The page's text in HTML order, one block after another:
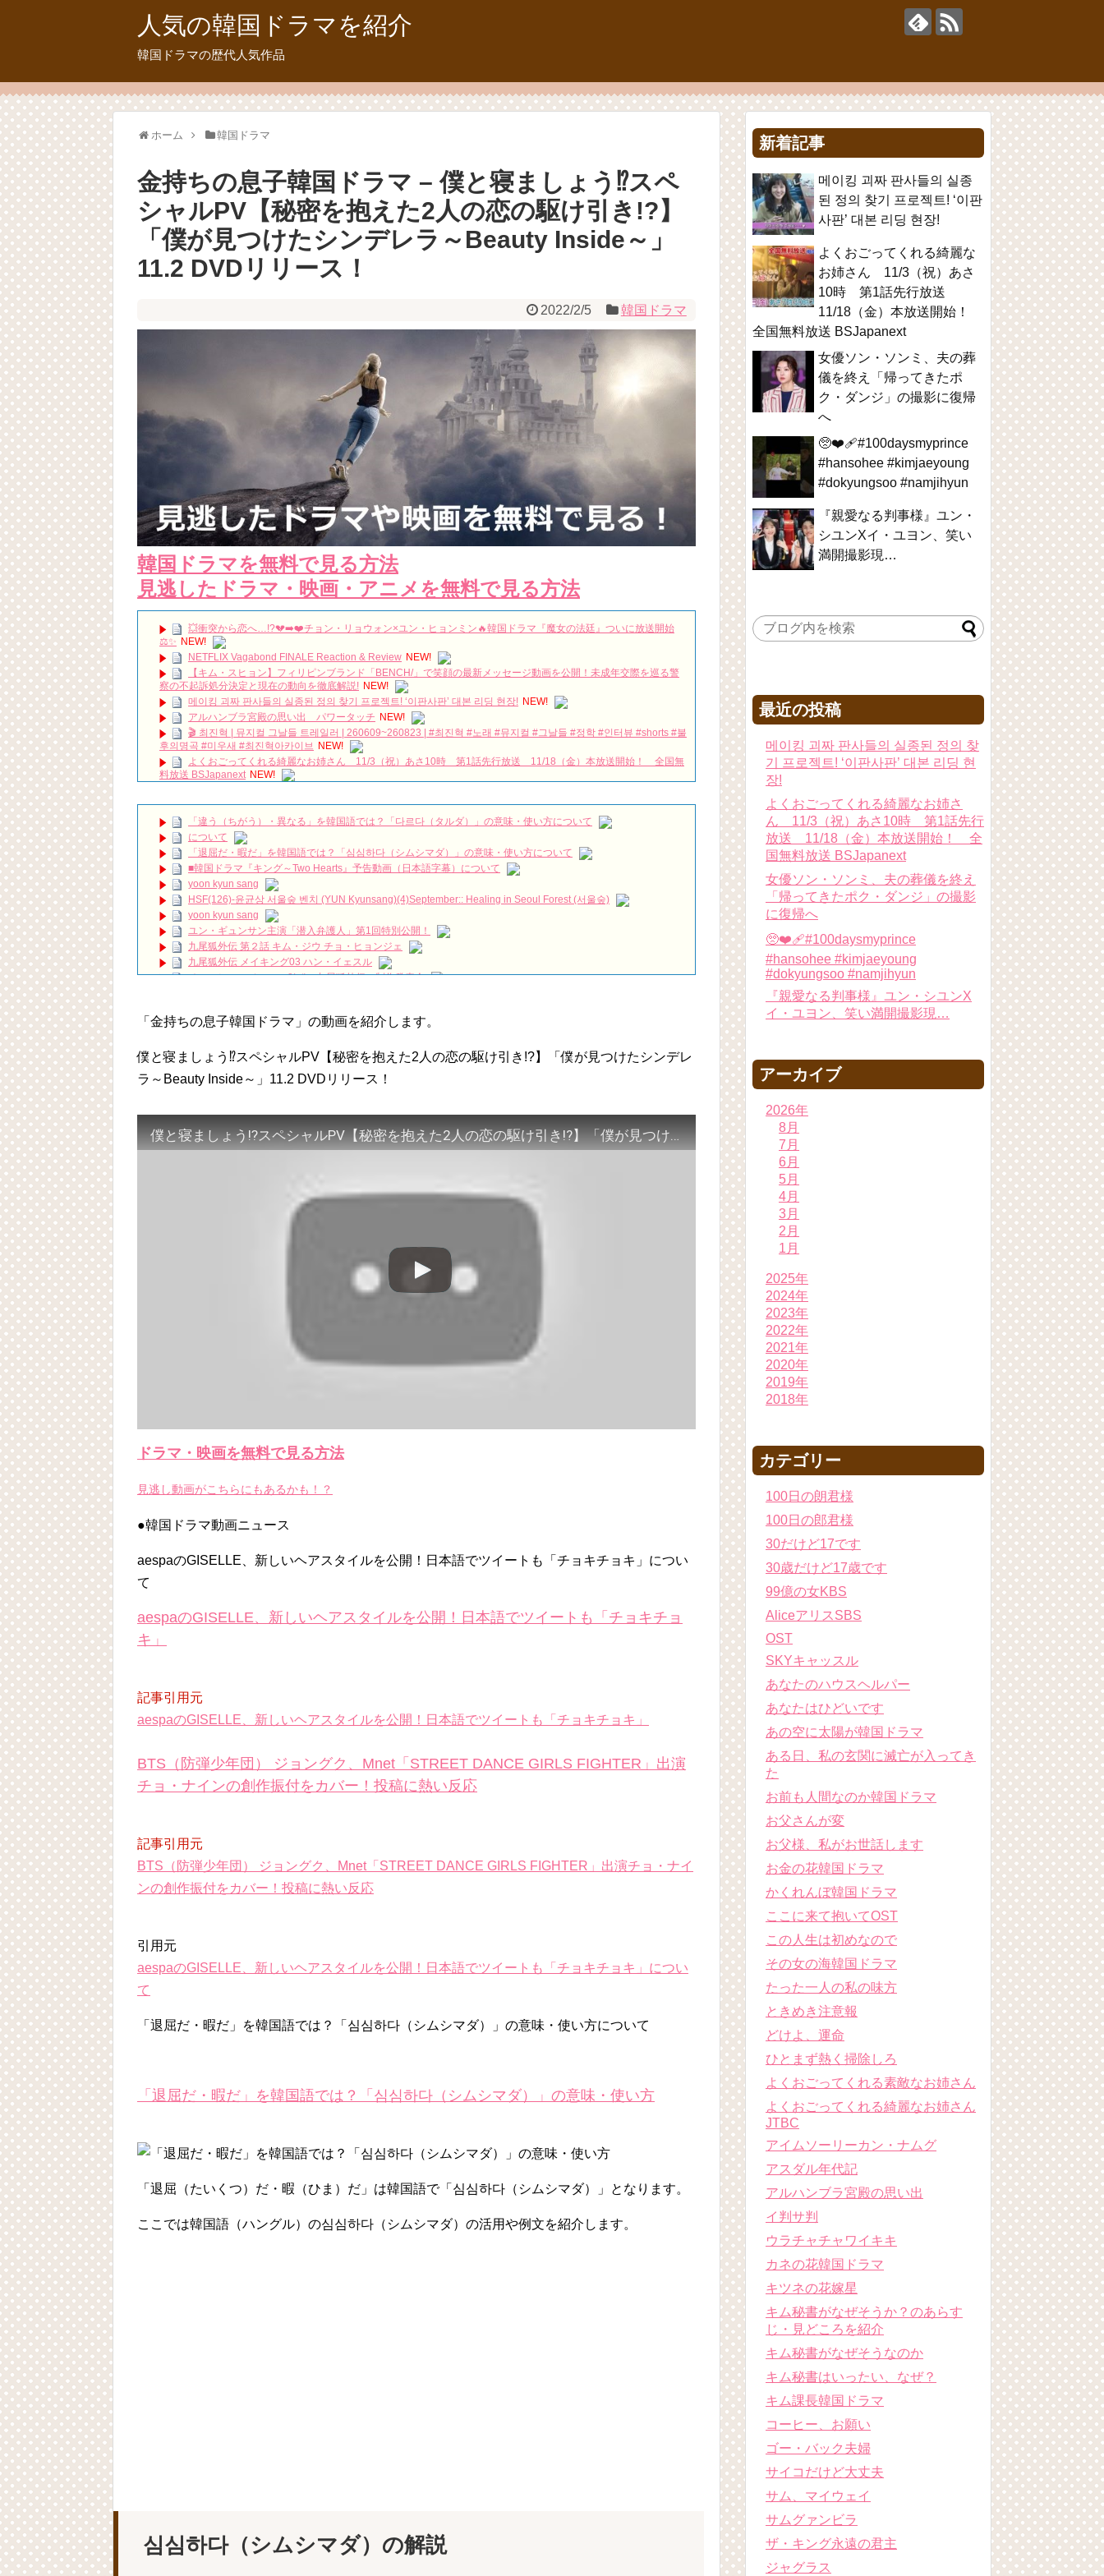
人気の韓国ドラマを紹介
韓国ドラマの歴代人気作品
ホーム 韓国ドラマ
金持ちの息子韓国ドラマ – 僕と寝ましょう⁉スペ
シャルPV【秘密を抱えた2人の恋の駆け引き!?】
「僕が見つけたシンデレラ～Beauty Inside～」
11.2 DVDリリース！
2022/2/5 韓国ドラマ
韓国ドラマを無料で見る方法
見逃したドラマ・映画・アニメを無料で見る方法
💥衝突から恋へ…!?💔➡️❤️チョン・リョウォン×ユン・ヒョンミン🔥韓国ドラマ『魔女の法廷』ついに放送開始
⚖️✨ NEW!
NETFLIX Vagabond FINALE Reaction & Review NEW!
【キム・スヒョン】フィリピンブランド「BENCH/」で笑顔の最新メッセージ動画を公開！未成年交際を巡る警
察の不起訴処分決定と現在の動向を徹底解説! NEW!
메이킹 괴짜 판사들의 실종된 정의 찾기 프로젝트! ‘이판사판’ 대본 리딩 현장! NEW!
アルハンブラ宮殿の思い出 パワータッチ NEW!
🎬 최진혁 | 뮤지컬 그날들 트레일러 | 260609~260823 | #최진혁 #노래 #뮤지컬 #그날들 #정학 #인터뷰 #shorts #불
후의명곡 #미우새 #최진혁아카이브 NEW!
よくおごってくれる綺麗なお姉さん 11/3（祝）あさ10時 第1話先行放送 11/18（金）本放送開始！ 全国無
料放送 BSJapanext NEW!
[엔터라이브] 영화 '시스터' 진성문X차주영X정지소X이수혁 NEW!
女優ソン・ソンミ、夫の葬儀を終え「帰ってきたポク・ダンジ」の撮影に復帰へ NEW!
8月BSで放送予定の韓国ドラマ6作品！
🥺❤️‍🩹#100daysmyprince #hansohee #kimjaeyoung #dokyungsoo #namjihyun NEW!
ハン・ヘジン 한혜진 – (선공개) 강남 3대 얼짱 출신 &#39;한혜진 언니&#39; (ft. 도여니의 학창시절) | 편 먹고 갈래
요? 밥블레스유 2 bobblessyou2 EP.18
ソン・ヘギョ – ソンヘギョ キスまとめ
ハン・ヘジン 한혜진 – Still We (여전히 우리는)
한가인 –
「ライフ・ オン・ マーズ」2019年11月2日TSUTAYAにて先行レンタル開始！
(ENG SUB) Behind The Scene Hyun Bin 현빈❤️ 손예진 Son Ye Jin-Crash Landing On You/ヒョンビン❤️ソンイ
ェジン / エンジョイ❕
キム・レウォンの影絵遊び！？「黒騎士～永遠の約束～」メイキングを一部公開（DVD-SET2特典映像より）
Powered by livedoor 相互RSS
「違う（ちがう）・異なる」を韓国語では？「다르다（タルダ）」の意味・使い方について
について
「退屈だ・暇だ」を韓国語では？「심심하다（シムシマダ）」の意味・使い方について
■韓国ドラマ『キング～Two Hearts』予告動画（日本語字幕）について
yoon kyun sang
HSF(126)-윤균상 서울숲 벤치 (YUN Kyunsang)(4)September:: Healing in Seoul Forest (서울숲)
yoon kyun sang
ユン・ギュンサン主演「潜入弁護人」第1回特別公開！
九尾狐外伝 第２話 キム・ジウ チョ・ヒョンジェ
九尾狐外伝 メイキング03 ハン・イェスル
チョ・ヒョンジェ 조현재 九尾狐外伝 制作発表会
(11/26)
キム・ユジョン、美しいセルフショットで近況を伝える“会いたいでしょ？” Big News TV
幻の王女チャミョンゴ エンディング
[Fan MV]七日の王妃(7일의 왕비)OST – 정기고 (Junggigo) – 그리고 그려도 (Miss You In My Heart)
俳優カン・ギヨン、突然の熱愛宣言…「キム秘書がなぜそうか」出演で話題 Big News TV
「金持ちの息子韓国ドラマ」の動画を紹介します。
僕と寝ましょう⁉スペシャルPV【秘密を抱えた2人の恋の駆け引き!?】「僕が見つけたシンデレ
ラ～Beauty Inside～」11.2 DVDリリース！
僕と寝ましょう⁉スペシャルPV【秘密を抱えた2人の恋の駆け引き!?】「僕が見つけたシンデレラ～Beauty Inside～」11.2 DVDリリース！
ドラマ・映画を無料で見る方法
見逃し動画がこちらにもあるかも！？
●韓国ドラマ動画ニュース
aespaのGISELLE、新しいヘアスタイルを公開！日本語でツイートも「チョキチョキ」につい
て
aespaのGISELLE、新しいヘアスタイルを公開！日本語でツイートも「チョキチョ
キ」
記事引用元
aespaのGISELLE、新しいヘアスタイルを公開！日本語でツイートも「チョキチョキ」
BTS（防弾少年団） ジョングク、Mnet「STREET DANCE GIRLS FIGHTER」出演
チョ・ナインの創作振付をカバー！投稿に熱い反応
記事引用元
BTS（防弾少年団） ジョングク、Mnet「STREET DANCE GIRLS FIGHTER」出演チョ・ナイ
ンの創作振付をカバー！投稿に熱い反応
引用元
aespaのGISELLE、新しいヘアスタイルを公開！日本語でツイートも「チョキチョキ」につい
て
「退屈だ・暇だ」を韓国語では？「심심하다（シムシマダ）」の意味・使い方について
「退屈だ・暇だ」を韓国語では？「심심하다（シムシマダ）」の意味・使い方
「退屈（たいくつ）だ・暇（ひま）だ」は韓国語で「심심하다（シムシマダ）」 となります。
ここでは韓国語（ハングル）の심심하다（シムシマダ）の活用や例文を紹介します。
심심하다（シムシマダ）の解説
新着記事
메이킹 괴짜 판사들의 실종
된 정의 찾기 프로젝트! ‘이판
사판’ 대본 리딩 현장!
よくおごってくれる綺麗な
お姉さん 11/3（祝）あさ
10時 第1話先行放送
11/18（金）本放送開始！
全国無料放送 BSJapanext
女優ソン・ソンミ、夫の葬
儀を終え「帰ってきたポ
ク・ダンジ」の撮影に復帰
へ
🥺❤️‍🩹#100daysmyprince
#hansohee #kimjaeyoung
#dokyungsoo #namjihyun
『親愛なる判事様』ユン・
シユンXイ・ユヨン、笑い
満開撮影現…
最近の投稿
메이킹 괴짜 판사들의 실종된 정의 찾
기 프로젝트! ‘이판사판’ 대본 리딩 현
장!
よくおごってくれる綺麗なお姉さ
ん 11/3（祝）あさ10時 第1話先行
放送 11/18（金）本放送開始！ 全
国無料放送 BSJapanext
女優ソン・ソンミ、夫の葬儀を終え
「帰ってきたポク・ダンジ」の撮影
に復帰へ
🥺❤️‍🩹#100daysmyprince
#hansohee #kimjaeyoung
#dokyungsoo #namjihyun
『親愛なる判事様』ユン・シユンX
イ・ユヨン、笑い満開撮影現…
アーカイブ
2026年
8月
7月
6月
5月
4月
3月
2月
1月
2025年
2024年
2023年
2022年
2021年
2020年
2019年
2018年
カテゴリー
100日の朗君様
100日の郎君様
30だけど17です
30歳だけど17歳です
99億の女KBS
AliceアリスSBS
OST
SKYキャッスル
あなたのハウスヘルパー
あなたはひどいです
あの空に太陽が韓国ドラマ
ある日、私の玄関に滅亡が入ってき
た
お前も人間なのか韓国ドラマ
お父さんが変
お父様、私がお世話します
お金の花韓国ドラマ
かくれんぼ韓国ドラマ
ここに来て抱いてOST
この人生は初めなので
その女の海韓国ドラマ
たった一人の私の味方
ときめき注意報
どけよ、運命
ひとまず熱く掃除しろ
よくおごってくれる素敵なお姉さん
よくおごってくれる綺麗なお姉さん
JTBC
アイムソーリーカン・ナムグ
アスダル年代記
アルハンブラ宮殿の思い出
イ判サ判
ウラチャチャワイキキ
カネの花韓国ドラマ
キツネの花嫁星
キム秘書がなぜそうか？のあらす
じ・見どころを紹介
キム秘書がなぜそうなのか
キム秘書はいったい、なぜ？
キム課長韓国ドラマ
コーヒー、お願い
ゴー・バック夫婦
サイコだけど大丈夫
サム、マイウェイ
サムグァンビラ
ザ・キング永遠の君主
ジャグラス